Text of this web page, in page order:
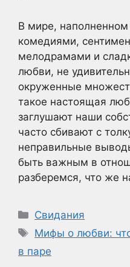
В мире,
комедиями,
мелодрамами и
любви, не
окруженные
такое настоящая
заглушают наши
часто сбивают с
неправильные
быть важным в
разберемся, что же
Рубрики
Свидания
Метки
Мифы о любви:
в паре